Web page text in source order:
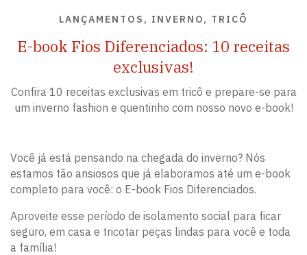
LANÇAMENTOS, INVERNO, TRICÔ
E-book Fios Diferenciados: 10 receitas
exclusivas!
Confira 10 receitas exclusivas em tricô e prepare-se para
um inverno fashion e quentinho com nosso novo e-book!
Você já está pensando na chegada do inverno? Nós
estamos tão ansiosos que já elaboramos até um e-book
completo para você: o E-book Fios Diferenciados.
Aproveite esse período de isolamento social para ficar
seguro, em casa e tricotar peças lindas para você e toda
a família!